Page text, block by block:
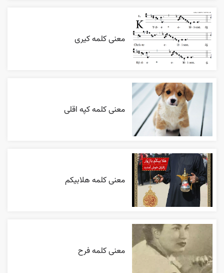
معنی کلمه کیری
معنی کلمه کپه اقلی
معنی کلمه هلابیکم
معنی کلمه فرح